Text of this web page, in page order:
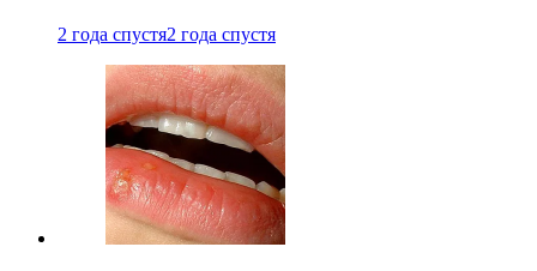
2 года спустя2 года спустя